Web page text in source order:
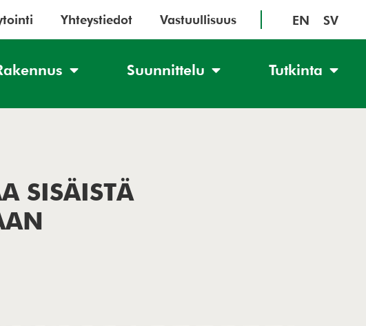
Yhteystiedot Vastuullisuus EN SV
Suunnittelu Tutkinta
SISÄISTÄ